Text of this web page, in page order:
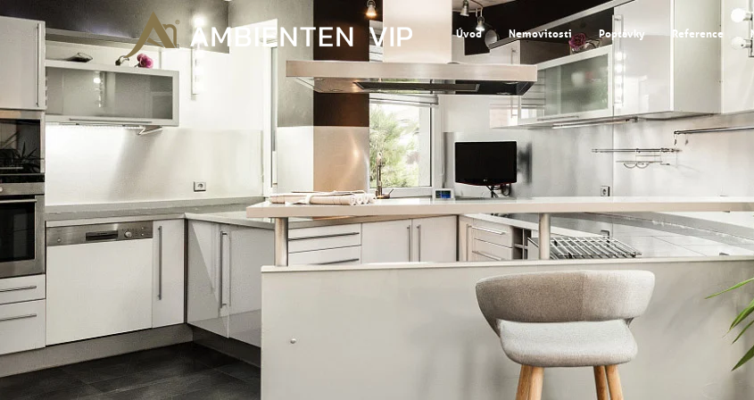
Úvod Nemovitosti Poptávky Reference